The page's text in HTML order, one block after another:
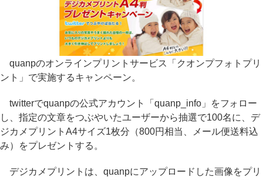
quanpのオンラインプリントサービス「クオンプフォトプリ
ント」で実施するキャンペーン。
twitterでquanpの公式アカウント「quanp_info」をフォロー
し、指定の文章をつぶやいたユーザーから抽選で100名に、デ
ジカメプリントA4サイズ1枚分（800円相当、メール便送料込
み）をプレゼントする。
デジカメプリントは、quanpにアップロードした画像をプリ